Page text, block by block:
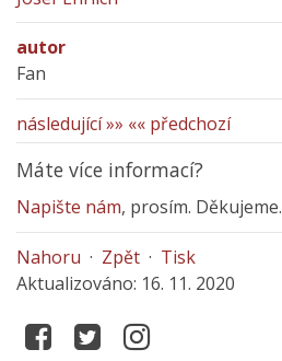
autor
Fan
následující »» «« předchozí
Máte více informací?
Napište nám, prosím. Děkujeme.
Nahoru · Zpět · Tisk
Aktualizováno: 16. 11. 2020